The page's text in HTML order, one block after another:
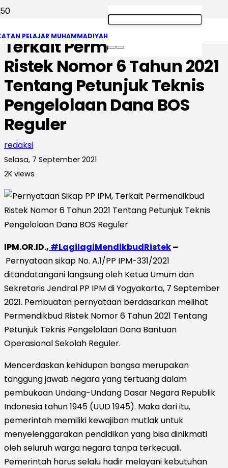
PELAJAR MUHAMMADIYAH
Pernyataan Sikap PP IPM,
Terkait Permendikbud
Ristek Nomor 6 Tahun 2021
Tentang Petunjuk Teknis
Pengelolaan Dana BOS
Reguler
redaksi
Selasa, 7 September 2021
2K views
IPM.OR.ID., #LagilagiMendikbudRistek–
Pernyataan sikap No. A.1/PP IPM-331/2021
ditandatangani langsung oleh Ketua Umum dan
Sekretaris Jendral PP IPM di Yogyakarta, 7 September
2021. Pembuatan pernyataan berdasarkan melihat
Permendikbud Ristek Nomor 6 Tahun 2021 Tentang
Petunjuk Teknis Pengelolaan Dana Bantuan
Operasional Sekolah Reguler.
Mencerdaskan kehidupan bangsa merupakan
tanggung jawab negara yang tertuang dalam
pembukaan Undang-Undang Dasar Negara Republik
Indonesia tahun 1945 (UUD 1945). Maka dari itu,
pemerintah memiliki kewajiban mutlak untuk
menyelenggarakan pendidikan yang bisa dinikmati
oleh seluruh warga negara tanpa terkecuali.
Pemerintah harus selalu hadir melayani kebutuhan